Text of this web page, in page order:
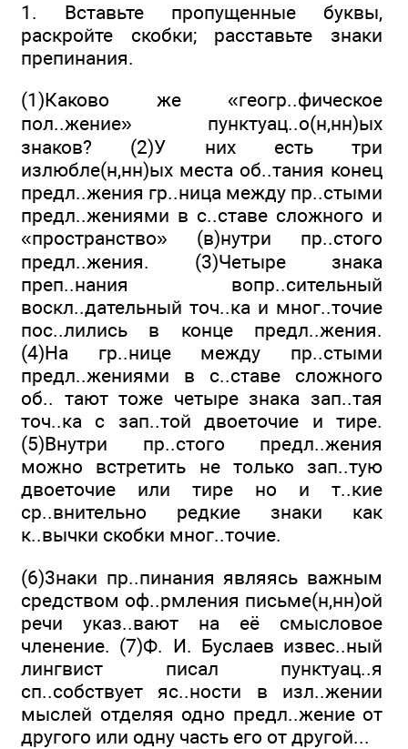
1. Вставьте пропущенные буквы,
раскройте скобки; расставьте зна­ки
препинания.
(1)Каково же «геогр..фическое
пол..жение» пунктуац..о(н,нн)ых
знаков? (2)У них есть три
излюбле(н,нн)ых места об..тания конец
предл..жения гр..ница между пр..стыми
предл..жениями в с..ставе сложного и
«про­странство» (в)нутри пр..стого
предл..жения. (3)Четыре знака
преп..нания вопр..сительный
воскл..дательный точ..ка и мног..точие
пос..лились в конце предл..жения.
(4)На гр..нице между пр..стыми
предл..жениями в с..ставе сложного
об.. тают тоже четыре знака зап..тая
точ..ка с зап..той двоеточие и тире.
(5)Внутри пр..стого предл..жения
можно встретить не только зап..тую
двоето­чие или тире но и т..кие
ср..внительно редкие знаки как
к..вычки скобки мног..точие.
(6)3наки пр..пинания являясь важным
средством оф..рмления письме(н,нн)ой
речи указ..вают на её смысло­вое
членение. (7)Ф. И. Буслаев извес..ный
лингвист писал пунктуац..я
сп..собствует яс..ности в изл..жении
мыслей отделяя одно предл..жение от
другого или одну часть его от другой...